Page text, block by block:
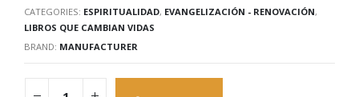
CATEGORIES: ESPIRITUALIDAD, EVANGELIZACIÓN - RENOVACIÓN,
LIBROS QUE CAMBIAN VIDAS
BRAND: MANUFACTURER